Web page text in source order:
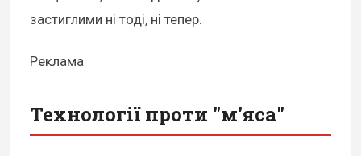
застиглими ні тоді, ні тепер.
Реклама
Технології проти "м'яса"